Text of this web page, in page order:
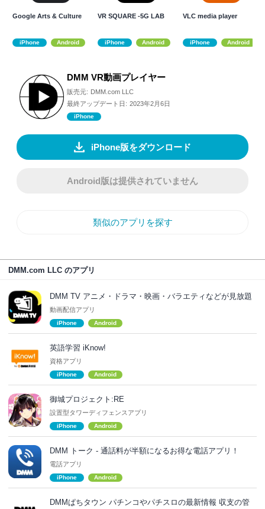
Google Arts & Culture
iPhone Android
VR SQUARE -5G LAB
iPhone Android
VLC media player
iPhone Android
DMM VR動画プレイヤー
販売元: DMM.com LLC
最終アップデート日: 2023年2月6日
iPhone
iPhone版をダウンロード
Android版は提供されていません
類似のアプリを探す
DMM.com LLC のアプリ
DMM TV アニメ・ドラマ・映画・バラエティなどが見放題
動画配信アプリ
iPhone Android
英語学習 iKnow!
資格アプリ
iPhone Android
御城プロジェクト:RE
設置型タワーディフェンスアプリ
iPhone Android
DMM トーク - 通話料が半額になるお得な電話アプリ！
電話アプリ
iPhone Android
DMMぱちタウン パチンコやパチスロの最新情報 収支の管